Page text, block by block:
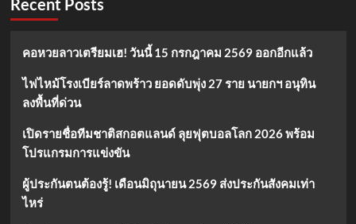
Recent Posts
คอหวยลาวเตรียมเฮ! วันนี้ 15 กรกฎาคม 2569 ออกอีกแล้ว
ไฟไหม้โรงเบียร์ลาดพร้าว ยอดดับพุ่ง 27 ราย นายกฯ อนุทิน
ลงพื้นที่ด่วน
เปิดรายชื่อทีมชาติสกอตแลนด์ ลุยฟุตบอลโลก 2026 พร้อม
โปรแกรมการแข่งขัน
ผู้ประกันตนต้องรู้! เดือนมิถุนายน 2569 ส่งประกันสังคมเท่า
ไหร่